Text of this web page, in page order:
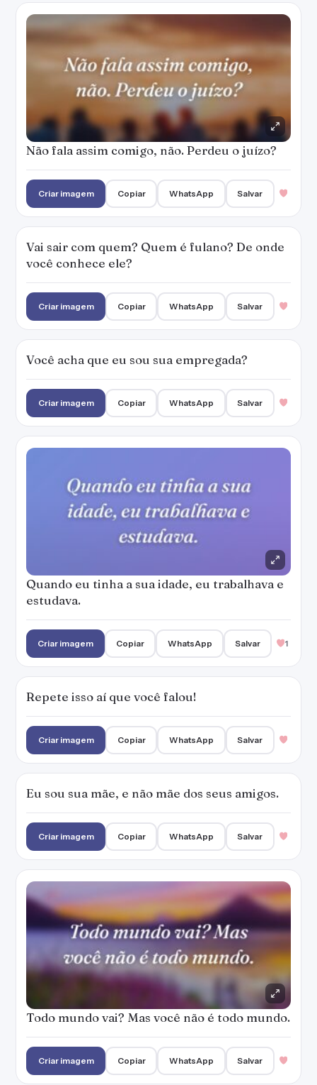
Não fala assim comigo, não. Perdeu o juízo?
Criar imagem Copiar WhatsApp Salvar
Vai sair com quem? Quem é fulano? De onde
você conhece ele?
Criar imagem Copiar WhatsApp Salvar
Você acha que eu sou sua empregada?
Criar imagem Copiar WhatsApp Salvar
Quando eu tinha a sua idade, eu trabalhava e
estudava.
Criar imagem Copiar WhatsApp Salvar 1
Repete isso aí que você falou!
Criar imagem Copiar WhatsApp Salvar
Eu sou sua mãe, e não mãe dos seus amigos.
Criar imagem Copiar WhatsApp Salvar
Todo mundo vai? Mas você não é todo mundo.
Criar imagem Copiar WhatsApp Salvar